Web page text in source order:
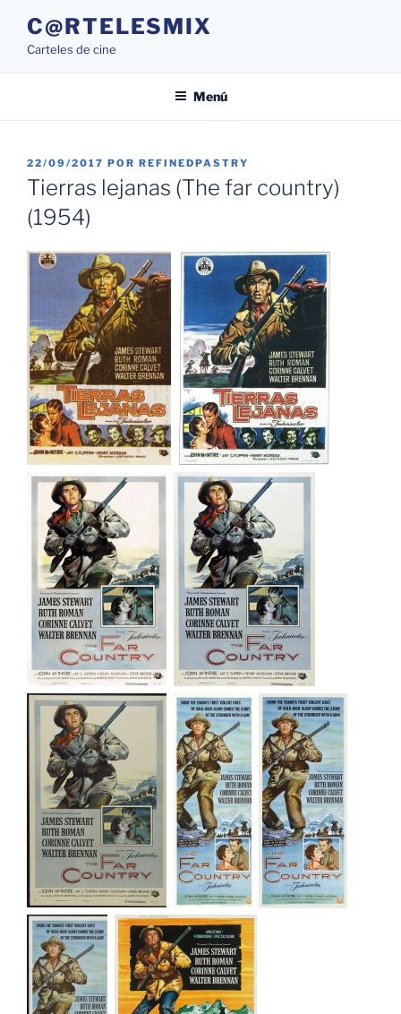
contenido
C@RTELESMIX
Carteles de cine
Menú
PUBLICADO
EL
22/09/2017 POR REFINEDPASTRY
Tierras lejanas (The far country)
(1954)